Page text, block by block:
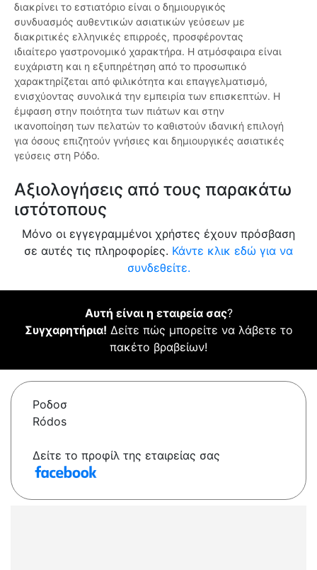
διακρίνει το εστιατόριο είναι ο δημιουργικός
συνδυασμός αυθεντικών ασιατικών γεύσεων με
διακριτικές ελληνικές επιρροές, προσφέροντας
ιδιαίτερο γαστρονομικό χαρακτήρα. Η ατμόσφαιρα είναι
ευχάριστη και η εξυπηρέτηση από το προσωπικό
χαρακτηρίζεται από φιλικότητα και επαγγελματισμό,
ενισχύοντας συνολικά την εμπειρία των επισκεπτών. Η
έμφαση στην ποιότητα των πιάτων και στην
ικανοποίηση των πελατών το καθιστούν ιδανική επιλογή
για όσους επιζητούν γνήσιες και δημιουργικές ασιατικές
γεύσεις στη Ρόδο.
Αξιολογήσεις από τους παρακάτω
ιστότοπους
Μόνο οι εγγεγραμμένοι χρήστες έχουν πρόσβαση
σε αυτές τις πληροφορίες. Κάντε κλικ εδώ για να
συνδεθείτε.
Αυτή είναι η εταιρεία σας?
Συγχαρητήρια! Δείτε πώς μπορείτε να λάβετε το
πακέτο βραβείων!
Ροδοσ
Ródos
Δείτε το προφίλ της εταιρείας σας